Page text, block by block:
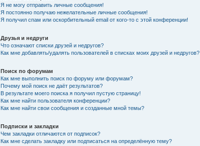
Я не могу отправить личные сообщения!
Я постоянно получаю нежелательные личные сообщения!
Я получил спам или оскорбительный email от кого-то с этой конференции!
Друзья и недруги
Что означают списки друзей и недругов?
Как мне добавлять/удалять пользователей в списках моих друзей и недругов?
Поиск по форумам
Как мне выполнить поиск по форуму или форумам?
Почему мой поиск не даёт результатов?
В результате моего поиска я получил пустую страницу!
Как мне найти пользователя конференции?
Как мне найти свои сообщения и созданные мной темы?
Подписки и закладки
Чем закладки отличаются от подписок?
Как мне сделать закладку или подписаться на определённую тему?